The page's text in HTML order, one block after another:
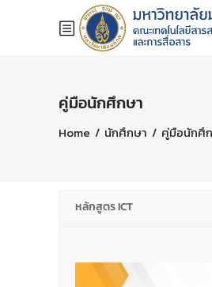
คู่มือนักศึกษา
Home / นักศึกษา / คู่มือนักศึ
หลักสูตร ICT